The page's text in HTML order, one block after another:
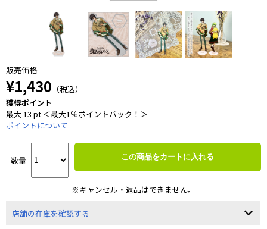
販売価格
¥1,430 （税込）
獲得ポイント
最大 13 pt ＜最大1％ポイントバック！＞
ポイントについて
数量 この商品をカートに入れる
※キャンセル・返品はできません。
店舗の在庫を確認する